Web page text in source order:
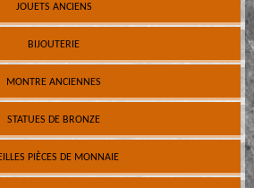
JOUETS ANCIENS
BIJOUTERIE
MONTRE ANCIENNES
STATUES DE BRONZE
PIÈCES DE MONNAIE